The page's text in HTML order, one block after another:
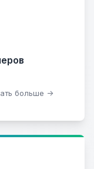
больше →
открыты к